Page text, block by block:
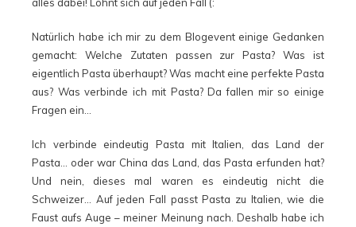
alles dabei! Lohnt sich auf jeden Fall (:
Natürlich habe ich mir zu dem Blogevent einige Gedanken
gemacht: Welche Zutaten passen zur Pasta? Was ist
eigentlich Pasta überhaupt? Was macht eine perfekte Pasta
aus? Was verbinde ich mit Pasta? Da fallen mir so einige
Fragen ein…
Ich verbinde eindeutig Pasta mit Italien, das Land der
Pasta… oder war China das Land, das Pasta erfunden hat?
Und nein, dieses mal waren es eindeutig nicht die
Schweizer… Auf jeden Fall passt Pasta zu Italien, wie die
Faust aufs Auge – meiner Meinung nach. Deshalb habe ich